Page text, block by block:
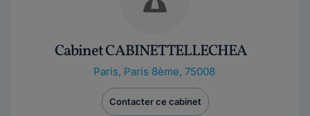
Cabinet CABINET TELLECHEA
Paris, Paris 8ème, 75008
Contacter ce cabinet